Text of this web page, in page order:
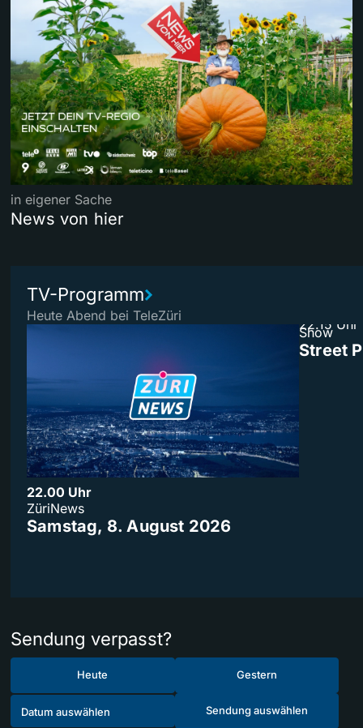
in eigener Sache
News von hier
TV-Programm
Heute Abend bei TeleZüri
22.00 Uhr
ZüriNews
Samstag, 8. August 2026
22.15 Uhr
Show
Street
Sendung verpasst?
Heute Gestern
Sendung auswählen